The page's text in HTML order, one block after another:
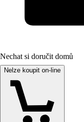
Nechat si doručit domů
Nelze koupit on-line